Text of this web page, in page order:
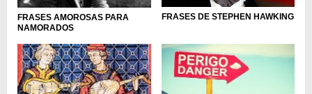
FRASES AMOROSAS PARA
NAMORADOS
FRASES DE STEPHEN HAWKING